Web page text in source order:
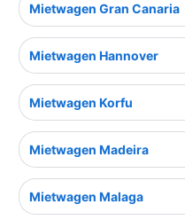
Mietwagen Gran Canaria
Mietwagen Hannover
Mietwagen Korfu
Mietwagen Madeira
Mietwagen Malaga